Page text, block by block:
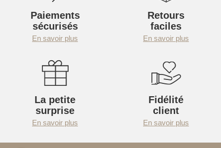
Paiements
sécurisés
En savoir plus
Retours
faciles
En savoir plus
La petite
surprise
En savoir plus
Fidélité
client
En savoir plus